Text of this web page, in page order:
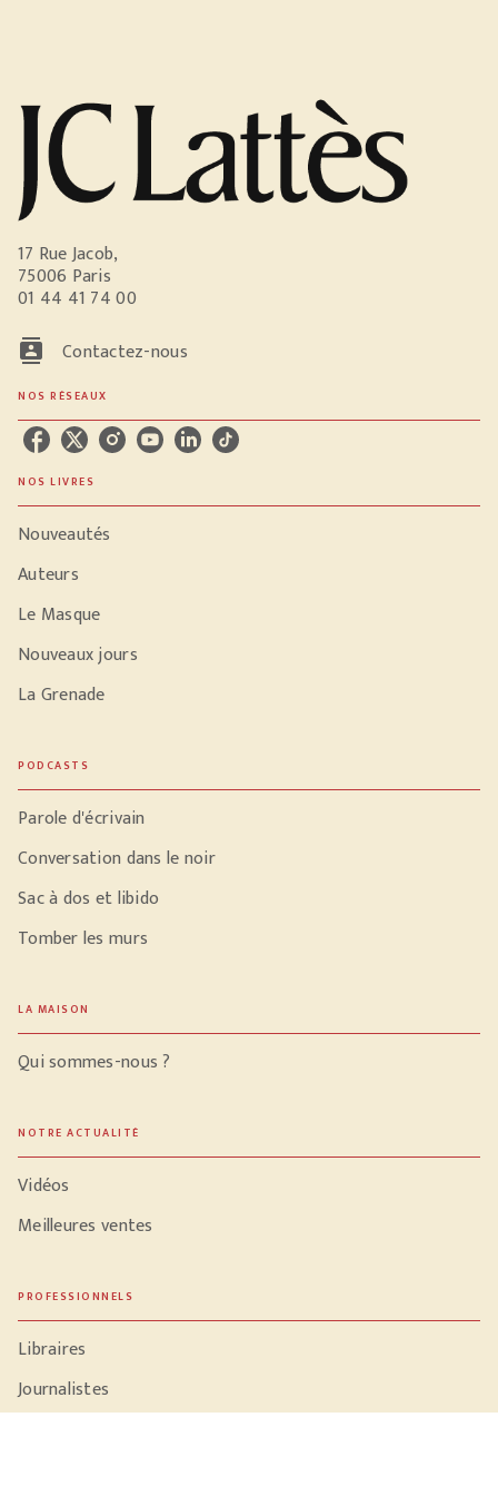
17 Rue Jacob,
75006 Paris
01 44 41 74 00
contacts Contactez-nous
NOS RÉSEAUX
NOS LIVRES
Nouveautés
Auteurs
Le Masque
Nouveaux jours
La Grenade
PODCASTS
Parole d'écrivain
Conversation dans le noir
Sac à dos et libido
Tomber les murs
LA MAISON
Qui sommes-nous ?
NOTRE ACTUALITÉ
Vidéos
Meilleures ventes
PROFESSIONNELS
Libraires
Journalistes